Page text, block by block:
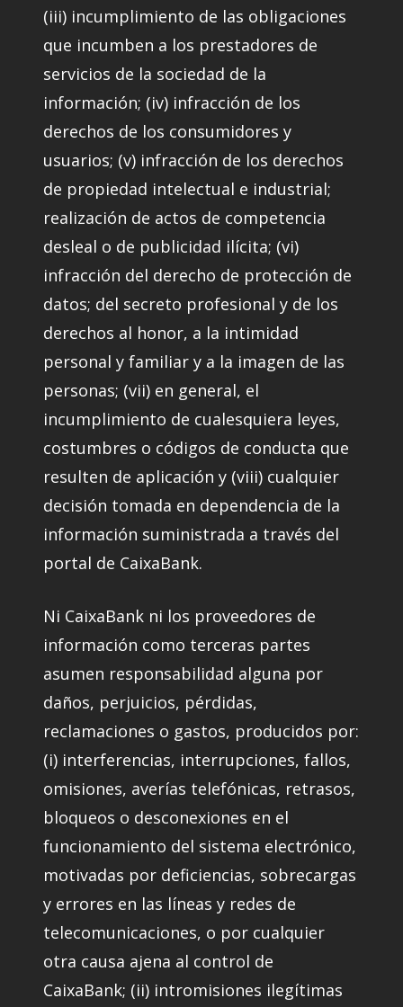
(iii) incumplimiento de las obligaciones
que incumben a los prestadores de
servicios de la sociedad de la
información; (iv) infracción de los
derechos de los consumidores y
usuarios; (v) infracción de los derechos
de propiedad intelectual e industrial;
realización de actos de competencia
desleal o de publicidad ilícita; (vi)
infracción del derecho de protección de
datos; del secreto profesional y de los
derechos al honor, a la intimidad
personal y familiar y a la imagen de las
personas; (vii) en general, el
incumplimiento de cualesquiera leyes,
costumbres o códigos de conducta que
resulten de aplicación y (viii) cualquier
decisión tomada en dependencia de la
información suministrada a través del
portal de CaixaBank.
Ni CaixaBank ni los proveedores de
información como terceras partes
asumen responsabilidad alguna por
daños, perjuicios, pérdidas,
reclamaciones o gastos, producidos por:
(i) interferencias, interrupciones, fallos,
omisiones, averías telefónicas, retrasos,
bloqueos o desconexiones en el
funcionamiento del sistema electrónico,
motivadas por deficiencias, sobrecargas
y errores en las líneas y redes de
telecomunicaciones, o por cualquier
otra causa ajena al control de
CaixaBank; (ii) intromisiones ilegítimas